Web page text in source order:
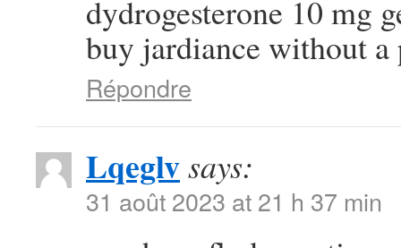
dydrogesterone 10 mg
buy jardiance without
Répondre
Lqeglvsays:
31 août 2023 at 21 h 37 min